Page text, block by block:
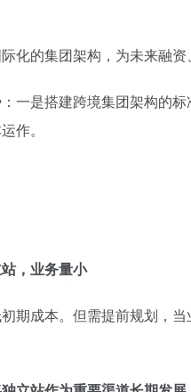
化的集团架构，为未来融资
：一是搭建跨境集团架构的
作。
，业务量小
期成本。但需提前规划，